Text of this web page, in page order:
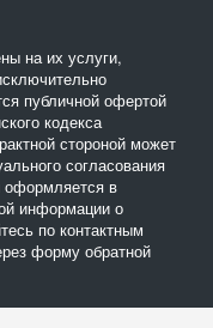
на их услуги,
публичной офертой
кодекса
стороной может
согласования
оформляется в
информации о
по контактным
форму обратной